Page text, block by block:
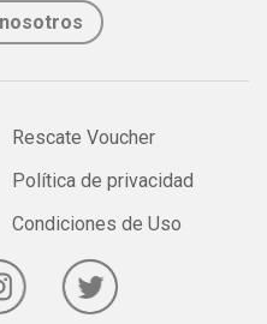
Rescate Voucher
Política de privacidad
Condiciones de Uso